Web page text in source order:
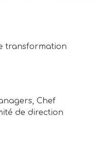
transformation
Chef
de direction